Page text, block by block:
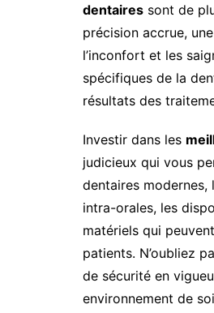
dentaires sont de
précision accrue,
l’inconfort et les
spécifiques de la
résultats des
Investir dans les
judicieux qui vous
dentaires
intra-orales, les
matériels qui
patients. N’oubliez
de sécurité en
environnement de